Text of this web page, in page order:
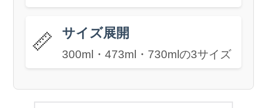
📏 サイズ展開
300ml・473ml・730mlの3サイズ